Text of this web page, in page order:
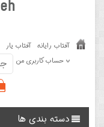
آفتاب رایانه آفتاب یار
حساب کاربری من
دسته بندی ها